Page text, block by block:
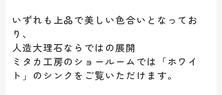
いずれも上品で美しい色合いとなってお
り、
人造大理石ならではの展開
ミタカ工房のショールームでは「ホワイ
ト」のシンクをご覧いただけます。